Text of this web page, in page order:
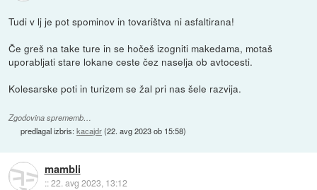
Tudi v lj je pot spominov in tovarištva ni asfaltirana!
Če greš na take ture in se hočeš izogniti makedama, motaš
uporabljati stare lokane ceste čez naselja ob avtocesti.
Kolesarske poti in turizem se žal pri nas šele razvija.
Zgodovina sprememb…
predlagal izbris:kacajdr(22. avg 2023 ob 15:58)
mambli
::22. avg 2023, 13:12